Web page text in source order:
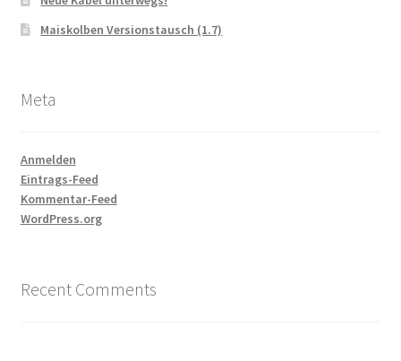
Maiskolben Versionstausch (1.7)
Meta
Anmelden
Eintrags-Feed
Kommentar-Feed
WordPress.org
Recent Comments